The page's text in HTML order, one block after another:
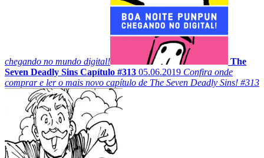
chegando no mundo digital!
The
Seven Deadly Sins Capítulo #313 05.06.2019 Confira onde
comprar e ler o mais novo capítulo de The Seven Deadly Sins! #313